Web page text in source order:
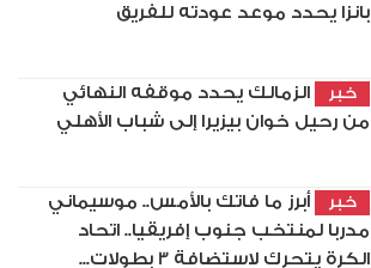
بانزا يحدد موعد عودته للفريق
خبر
الزمالك يحدد موقفه النهائي
من رحيل خوان بيزيرا إلى شباب الأهلي
خبر
أبرز ما فاتك بالأمس.. موسيماني
مدربا لمنتخب جنوب إفريقيا.. اتحاد
الكرة يتحرك لاستضافة 3 بطولات...